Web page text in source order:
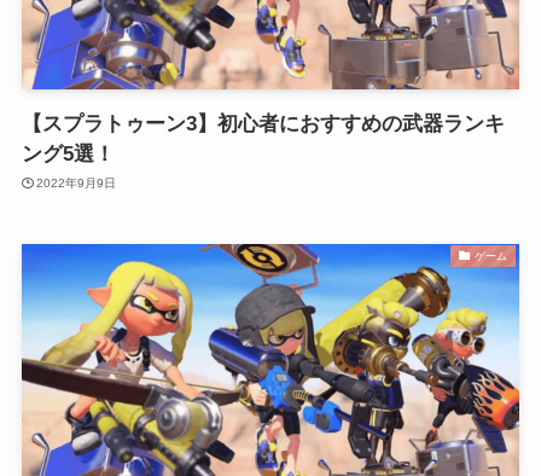
【スプラトゥーン3】初心者におすすめの武器ランキ
ング5選！
2022年9月9日
ゲーム